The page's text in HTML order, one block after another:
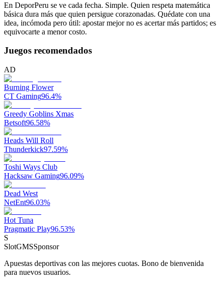
En DeporPeru se ve cada fecha. Simple. Quien respeta matemática
básica dura más que quien persigue corazonadas. Quédate con una
idea, incómoda pero útil: apostar mejor no es acertar más partidos; es
equivocarte a menor costo.
Juegos recomendados
AD
Burning Flower
CT Gaming96.4%
Greedy Goblins Xmas
Betsoft96.58%
Heads Will Roll
Thunderkick97.59%
Toshi Ways Club
Hacksaw Gaming96.09%
Dead West
NetEnt96.03%
Hot Tuna
Pragmatic Play96.53%
S
SlotGMSSponsor
Apuestas deportivas con las mejores cuotas. Bono de bienvenida
para nuevos usuarios.